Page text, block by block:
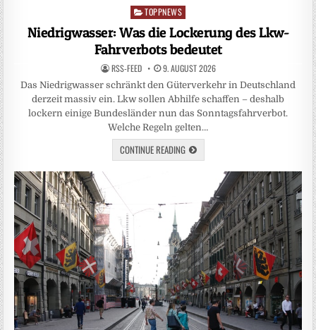
Posted
in
TOPPNEWS
Niedrigwasser: Was die Lockerung des Lkw-
Fahrverbots bedeutet
RSS-FEED 9. AUGUST 2026
Das Niedrigwasser schränkt den Güterverkehr in Deutschland
derzeit massiv ein. Lkw sollen Abhilfe schaffen – deshalb
lockern einige Bundesländer nun das Sonntagsfahrverbot.
Welche Regeln gelten…
CONTINUE READING